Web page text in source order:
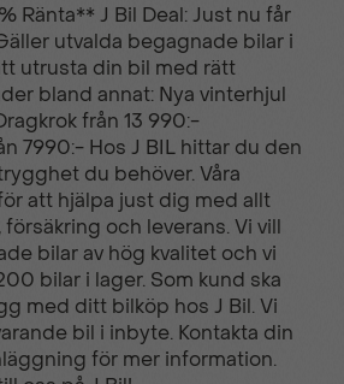
Elmanövrerat
passagerarsäte
Matrix LED
Döda vinkel-varning
Rails
Ränta** J Bil Deal: Just nu får
utvalda begagnade bilar i
utrusta din bil med rätt
bland annat: Nya vinterhjul
från 13 990:-
7990:- Hos J BIL hittar du den
du behöver. Våra
att hjälpa just dig med allt
och leverans. Vi vill
bilar av hög kvalitet och vi
bilar i lager. Som kund ska
med ditt bilköp hos J Bil. Vi
bil i inbyte. Kontakta din
för mer information.